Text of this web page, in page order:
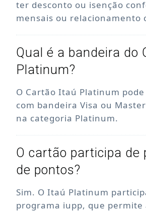
ter desconto ou isenção
mensais ou relacionamento
Qual é a bandeira do
Platinum?
O Cartão Itaú Platinum
com bandeira Visa ou
na categoria Platinum.
O cartão participa de
de pontos?
Sim. O Itaú Platinum
programa iupp, que permite